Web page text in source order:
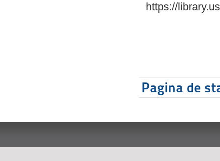
https://
Pagina de